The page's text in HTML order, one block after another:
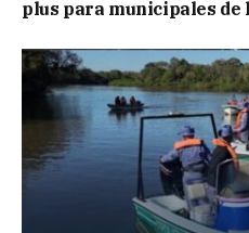
plus para municipales de